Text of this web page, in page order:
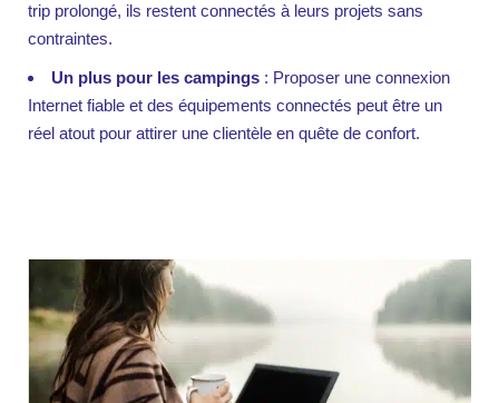
trip prolongé, ils restent connectés à leurs projets sans
contraintes.
Un plus pour les campings : Proposer une connexion
Internet fiable et des équipements connectés peut être un
réel atout pour attirer une clientèle en quête de confort.